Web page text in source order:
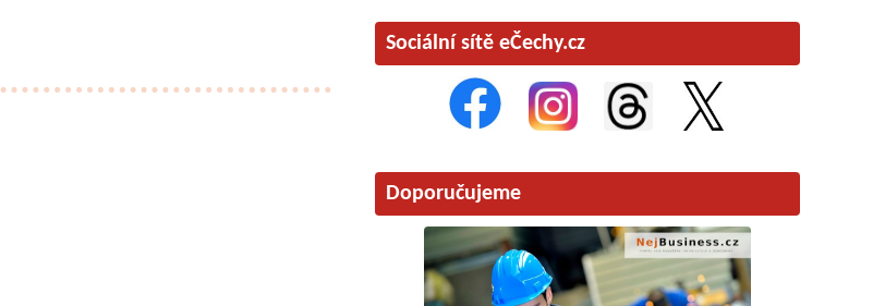
Sociální sítě eČechy.cz
Doporučujeme